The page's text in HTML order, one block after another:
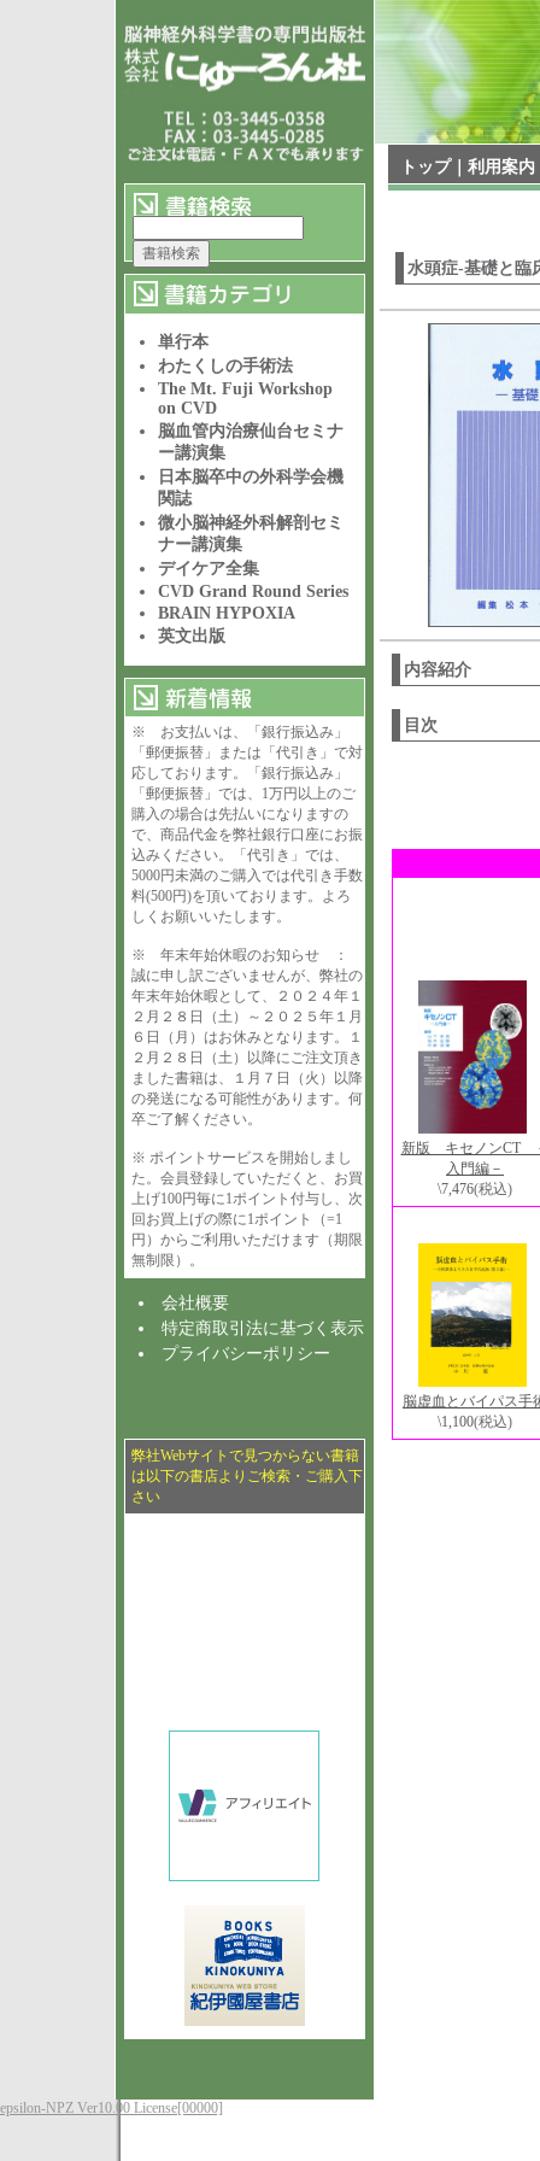
単行本
わたくしの手術法
The Mt. Fuji Workshop
on CVD
脳血管内治療仙台セミナ
ー講演集
日本脳卒中の外科学会機
関誌
微小脳神経外科解剖セミ
ナー講演集
デイケア全集
CVD Grand Round Series
BRAIN HYPOXIA
英文出版
※ お支払いは、「銀行振込み」
「郵便振替」または「代引き」で対
応しております。「銀行振込み」
「郵便振替」では、1万円以上のご
購入の場合は先払いになりますの
で、商品代金を弊社銀行口座にお振
込みください。「代引き」では、
5000円未満のご購入では代引き手数
料(500円)を頂いております。よろ
しくお願いいたします。
※ 年末年始休暇のお知らせ ：
誠に申し訳ございませんが、弊社の
年末年始休暇として、２０２４年１
２月２８日（土）～２０２５年１月
６日（月）はお休みとなります。１
２月２８日（土）以降にご注文頂き
ました書籍は、１月７日（火）以降
の発送になる可能性があります。何
卒ご了解ください。
※ ポイントサービスを開始しまし
た。会員登録していただくと、お買
上げ100円毎に1ポイント付与し、次
回お買上げの際に1ポイント（=1
円）からご利用いただけます（期限
無制限）。
会社概要
特定商取引法に基づく表示
プライバシーポリシー
弊社Webサイトで見つからない書籍
は以下の書店よりご検索・ご購入下
さい
トップ｜ 利用案内
水頭症-基礎と臨
内容紹介
目次
新版 キセノンCT
入門編－
\7,476(税込)
脳虚血とバイパス手
\1,100(税込)
epsilon-NPZ Ver10.00 License[00000]